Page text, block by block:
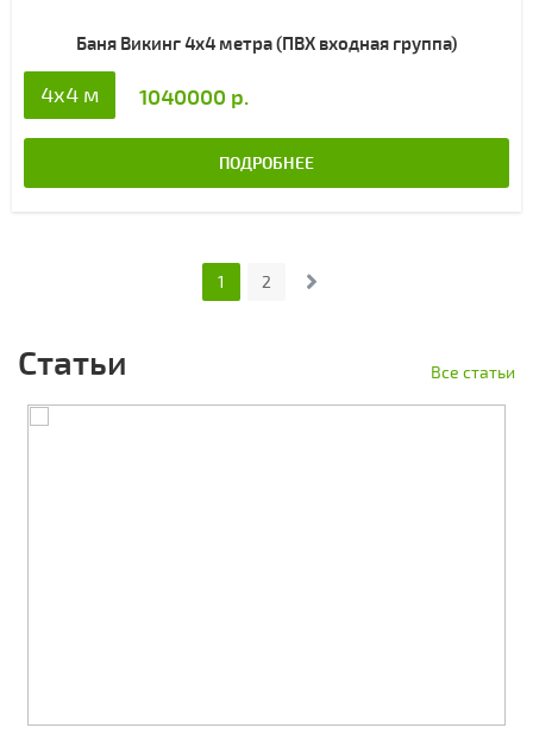
Баня Викинг 4х4 метра (ПВХ входная группа)
4x4 м 1040000 р.
ПОДРОБНЕЕ
1 2
Статьи Все статьи